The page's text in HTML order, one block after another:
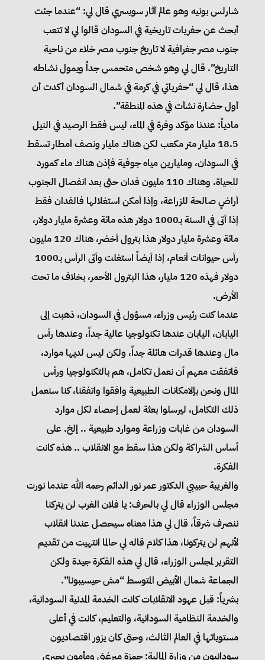
شارلس بونيه وهو عالم آثار سويسري قال لي: “عندما جئت
أبحث عن حفريات تاريخية في السودان قالوا لي لا تتعب
جنوب مصر جغرافية لا تاريخ جنوب مصر خلاء من ناحية
التاريخ”. قال لي وهو شخص متحمس جداً ويمول نشاطه
هذا، قال لي “حفرياتي في كرمة في شمال السودان أكدت أن
أول حضارة نشأت في هذه المنطقة”.
مادياً: عندنا مؤكد وفرة في الماء، ليس فقط الرصيد في النيل
18.5 مليار متر مكعب لكن هناك مليار ونصف أمطار تسقط
في السودان، ومليارين مياه جوفية فإذن هناك ماء كمورد
للحياة. وهناك 110 مليون فدان حتى بعد انفصال الجنوب
أراضٍ صالحة للزراعة، وإذا أمكن استغلالها فالفدان فقط
إذا أتى في السنة بـ1000 دولار هذه مائة وعشرة مليار دولار،
مائة وعشرة مليار دولار هذا بترول أخضر، هناك 120 مليون
رأس حيوانات أنعام، إذا أيضاً استغلت وأتى الرأس بـ1000
دولار فهذه 120 مليار، هذا البترول الأحمر، بخلاف ما تحت
الأرض.
عندما كنت رئيس وزراء، مسؤول في السودان، ذهبت إلى
اليابان، اليابان عندها تكنولوجيا عالية جداً، وعندها رأس
مال وعندها قدرات هائلة جداً، ولكن ليس لديها موارد،
فاتفقت معهم أن نعمل تكامل، هم بالتكنولوجيا ورأس
المال ونحن بإلامكانات الطبيعية وافقوا واتفقنا، كنا سنعمل
ذلك التكامل، ليرسلوا بعثة لعمل إحصاء لكل موارد
السودان من غابات وزراعة وموارد طبيعية .. إلخ. على
أساس الشراكة ولكن هذا سقط مع الانقلاب .. هذه كانت
الفكرة.
والغريبة حبيبي الدكتور عمر نور الدائم رحمه الله عندما نورت
مجلس الوزراء قال لي بالحرف: يا فلان الغرب لن يتركنا
ننصرف شرقاً، قال لي هذا معناه سيحصل عندنا انقلاب
لأنهم لن يتركونا، هذا كلام قاله لي حالما انتهيت من تقديم
التقرير لمجلس الوزراء، قال لي هذه الفكرة جيدة ولكن
الجماعة شمال الأبيض المتوسط “مش حيسيبونا”.
بشرياً: قبل عهود الانقلابات كانت الخدمة المدنية السودانية،
والخدمة النظامية السودانية، والتعليم، كانت في أعلى
مستوياتها في العالم الثالث، وحتى كان يزور اقتصاديون
سودانيون من وزارة المالية: حمزة ميرغني ومأمون بحيري